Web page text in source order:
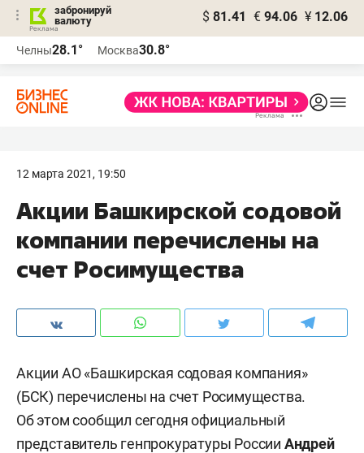
забронируй
валюту
$ 81.41 € 94.06 ¥ 12.06
Челны28.1° Москва30.8°
12 марта 2021, 19:50
Акции Башкирской содовой
компании перечислены на
счет Росимущества
Акции АО «Башкирская содовая компания»
(БСК) перечислены на счет Росимущества.
Об этом сообщил сегодня официальный
представитель генпрокуратуры России Андрей